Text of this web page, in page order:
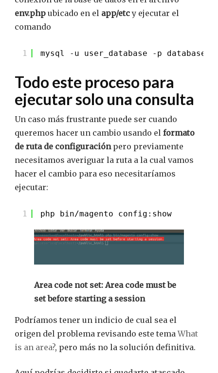
env.php ubicado en el app/etcy ejecutar el
comando
1 mysql -u user_database -p
Todo este proceso para
ejecutar solo una consulta
Un caso más frustrante puede ser cuando
queremos hacer un cambio usando el formato
de ruta de configuraciónpero previamente
necesitamos averiguar la ruta a la cual vamos
hacer el cambio para eso necesitaríamos
ejecutar:
1 php bin/magento config:show
Area code not set: Area code must be
set before starting a session
Podríamos tener un indicio de cual sea el
origen del problema revisando este temaWhat
is an area?, pero más no la solución definitiva.